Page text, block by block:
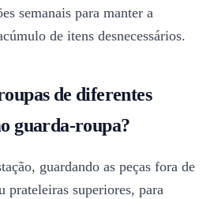
semanais para manter a
de itens desnecessários.
de diferentes
guarda-roupa?
guardando as peças fora de
prateleiras superiores, para